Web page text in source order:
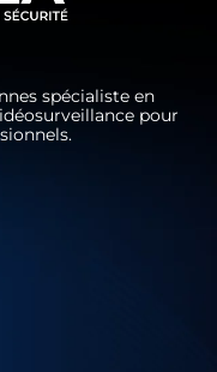
spécialiste en
pour